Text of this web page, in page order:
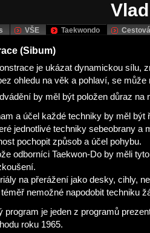
VŠE Taekwondo
(Sibum)
je ukázat dynamickou sílu,
ohledu na věk a pohlaví, se
by měl být položen důraz na
a účel každé techniky by měl být
jednotlivé techniky sebeobrany a
pochopit způsob a účel pohybu.
odborníci Taekwon-Do by měli
na přerážení jako desky, cihly,
nemožné napodobit techniku
program je jeden z programů
roku 1965.